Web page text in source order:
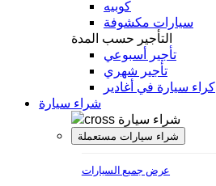
كوبيه
سيارات مكشوفة
التأجير حسب المدة
تأجير أسبوعي
تأجير شهري
كراء سيارة في أغادير
شراء سيارة
شراء سيارة
شراء سيارات مستعملة
عرض جميع السيارات